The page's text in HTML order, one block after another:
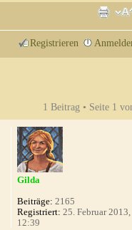
Registrieren
1 Beitrag • Seite 1
Gilda
Beiträge: 2165
Registriert: 25. Februar 2013,
12:39